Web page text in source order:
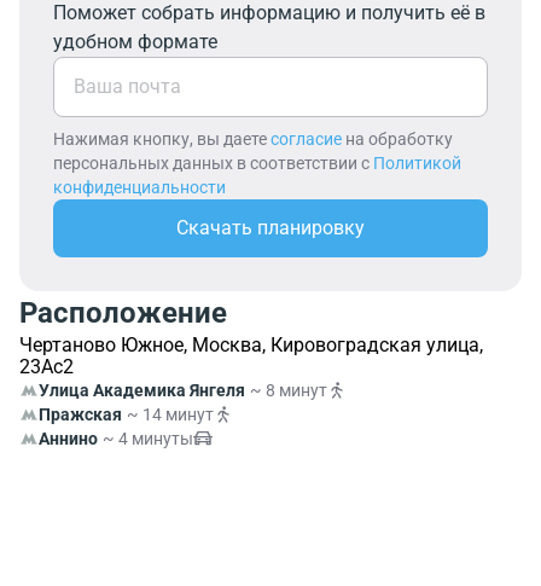
Поможет собрать информацию и получить её в
удобном формате
Нажимая кнопку, вы даетесогласие на обработку
персональных данных в соответствии с Политикой
конфиденциальности
Скачать планировку
Расположение
Чертаново Южное, Москва, Кировоградская улица,
23Ас2
Улица Академика Янгеля ~ 8 минут
Пражская ~ 14 минут
Аннино ~ 4 минуты